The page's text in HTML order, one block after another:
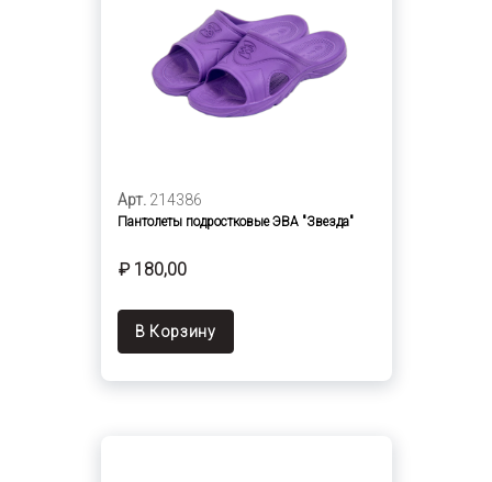
Арт. 214386
Пантолеты подростковые ЭВА "Звезда"
₽ 180,00
В Корзину